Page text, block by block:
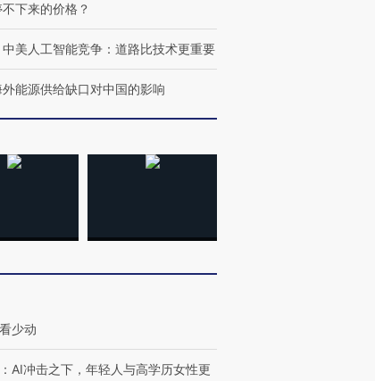
金
甘
马航飞行员跨国走私7万
视线｜被称为“蟑螂”的印
链博
”接产
【特别呈现】寻找100种
CFO：不靠规模取胜，华
下来的价格？
中美人工智能竞争：道路比技术更重要
外能源供给缺口对中国的影响
少动
： AI冲击之下，年轻人与高学历女性更